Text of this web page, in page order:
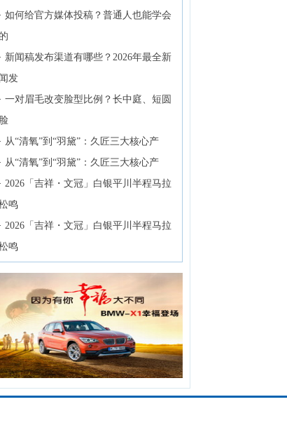
· 如何给官方媒体投稿？普通人也能学会
的
· 新闻稿发布渠道有哪些？2026年最全新
闻发
· 一对眉毛改变脸型比例？长中庭、短圆
脸
· 从“清氧”到“羽黛”：久匠三大核心产
· 从“清氧”到“羽黛”：久匠三大核心产
· 2026「吉祥・文冠」白银平川半程马拉
鸣
· 2026「吉祥・文冠」白银平川半程马拉
鸣